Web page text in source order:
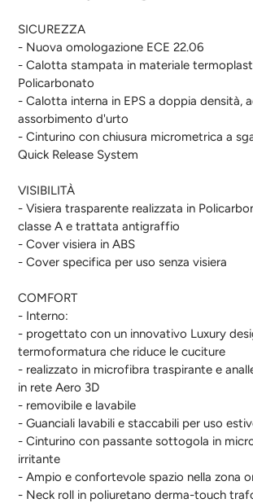
SICUREZZA
- Nuova omologazione ECE 22.06
- Calotta stampata in materiale
Policarbonato
- Calotta interna in EPS a doppia densità,
assorbimento d'urto
- Cinturino con chiusura micrometrica a
Quick Release System
VISIBILITÀ
- Visiera trasparente realizzata in
classe A e trattata antigraffio
- Cover visiera in ABS
- Cover specifica per uso senza visiera
COMFORT
- Interno:
- progettato con un innovativo Luxury
termoformatura che riduce le cuciture
- realizzato in microfibra traspirante e
in rete Aero 3D
- removibile e lavabile
- Guanciali lavabili e staccabili per uso
- Cinturino con passante sottogola in
irritante
- Ampio e confortevole spazio nella zona
- Neck roll in poliuretano derma-touch